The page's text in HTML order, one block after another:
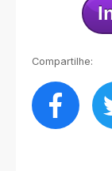
Compartilhe: